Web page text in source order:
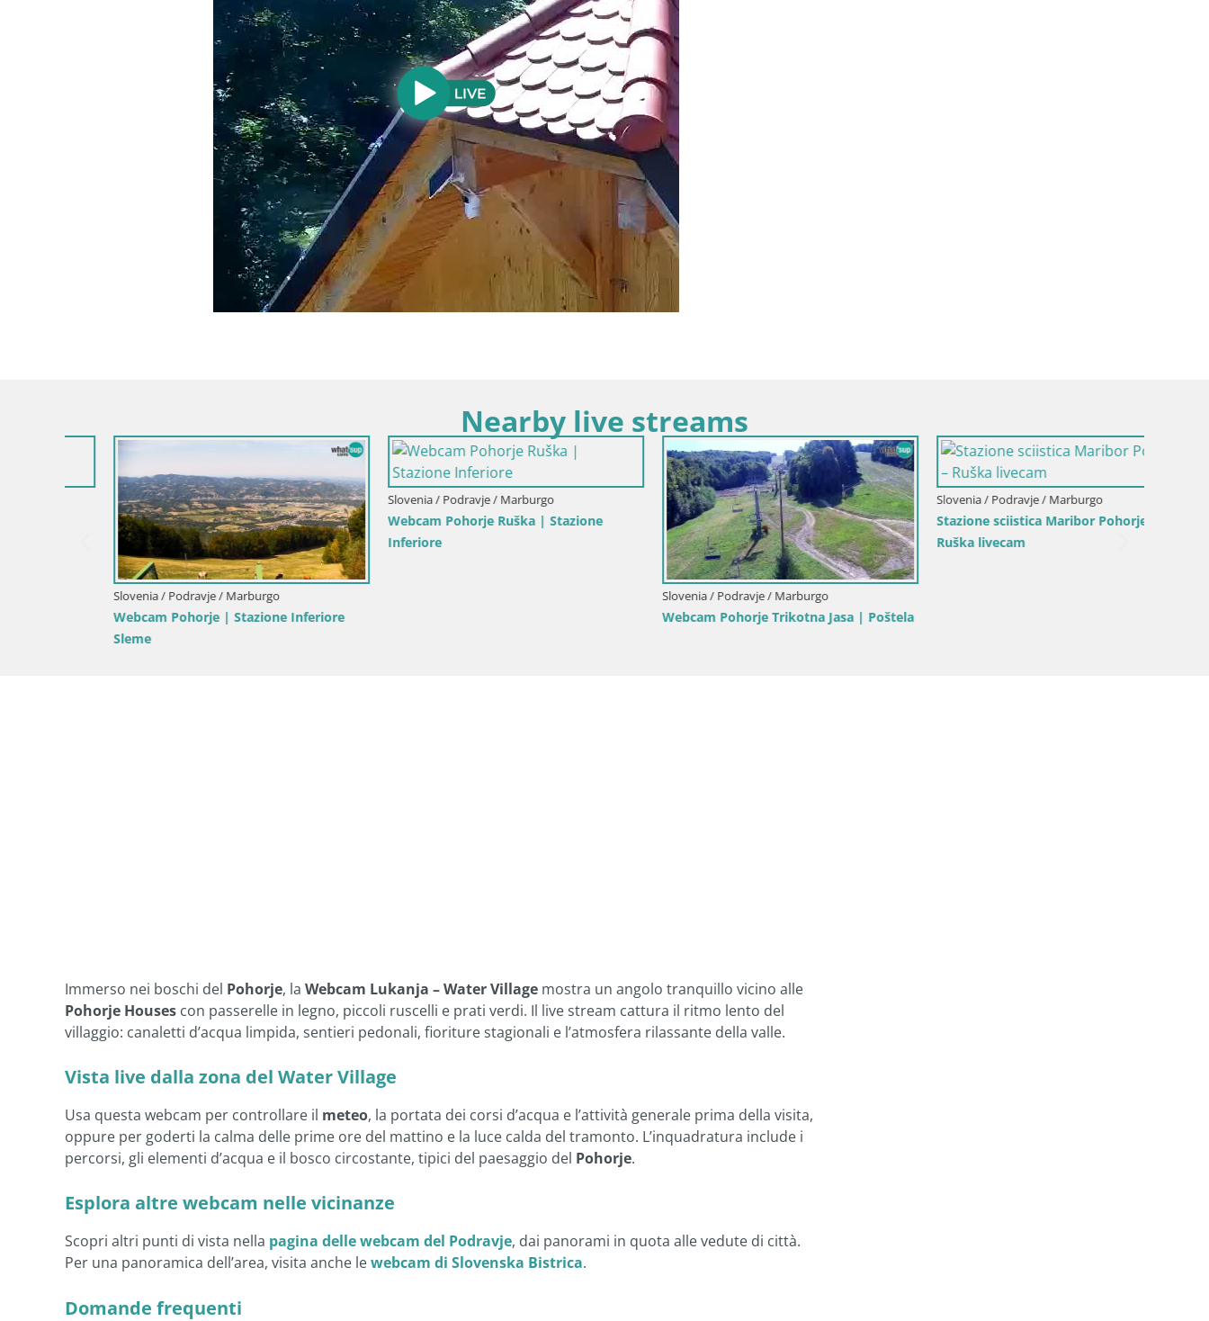
Nearby live streams
Slovenia / Podravje / Marburgo
Webcam Pohorje Ruška | Stazione
Webcam Pohorje Trikotna Jasa | Poštela
Slovenia / Podravje / Marburgo
Stazione sciistica Maribor Pohorje –
Ruška livecam
Webcam Isola di Maribor Piscina
Immerso nei boschi del Pohorje, la Webcam Lukanja – Water Village mostra un angolo tranquillo vicino alle
Pohorje Houses con passerelle in legno, piccoli ruscelli e prati verdi. Il live stream cattura il ritmo lento del
villaggio: canaletti d’acqua limpida, sentieri pedonali, fioriture stagionali e l’atmosfera rilassante della valle.
Vista live dalla zona del Water Village
Usa questa webcam per controllare il meteo, la portata dei corsi d’acqua e l’attività generale prima della visita,
oppure per goderti la calma delle prime ore del mattino e la luce calda del tramonto. L’inquadratura include i
percorsi, gli elementi d’acqua e il bosco circostante, tipici del paesaggio del Pohorje.
Esplora altre webcam nelle vicinanze
Scopri altri punti di vista nella pagina delle webcam del Podravje, dai panorami in quota alle vedute di città.
Per una panoramica dell’area, visita anche lewebcam di Slovenska Bistrica.
Domande frequenti